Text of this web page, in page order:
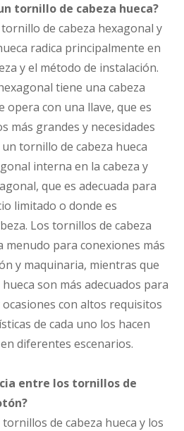
tornillo de cabeza hueca?
de cabeza hexagonal y
radica principalmente en
y el método de instalación.
tiene una cabeza
opera con una llave, que es
más grandes y necesidades
tornillo de cabeza hueca
interna en la cabeza y
que es adecuada para
limitado o donde es
Los tornillos de cabeza
menudo para conexiones más
y maquinaria, mientras que
son más adecuados para
con altos requisitos
de cada uno los hacen
diferentes escenarios.
entre los tornillos de
de cabeza hueca y los